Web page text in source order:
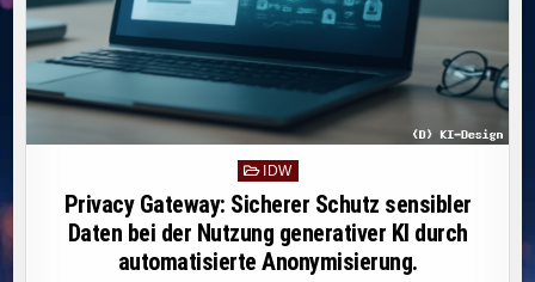
Posted
in
IDW
Privacy Gateway: Sicherer Schutz sensibler
Daten bei der Nutzung generativer KI durch
automatisierte Anonymisierung.